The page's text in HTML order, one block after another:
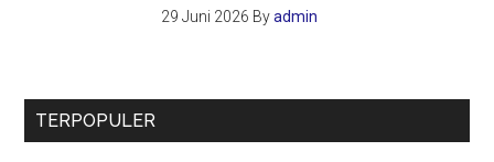
29 Juni 2026 Byadmin
TERPOPULER